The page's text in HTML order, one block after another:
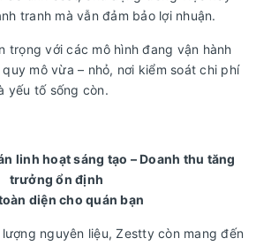
tranh mà vẫn đảm bảo lợi nhuận.
trọng với các mô hình đang vận hành
mô vừa – nhỏ, nơi kiểm soát chi phí
yếu tố sống còn.
linh hoạt sáng tạo – Doanh thu tăng
trưởng ổn định
diện cho quán bạn
nguyên liệu, Zestty còn mang đến